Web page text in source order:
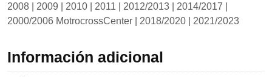
2008 | 2009 | 2010 | 2011 | 2012/2013 | 2014/2017 |
2000/2006 MotrocrossCenter | 2018/2020 | 2021/2023
Información adicional